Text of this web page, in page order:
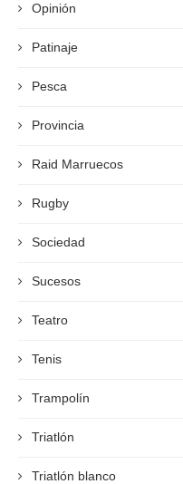
Opinión
Patinaje
Pesca
Provincia
Raid Marruecos
Rugby
Sociedad
Sucesos
Teatro
Tenis
Trampolín
Triatlón
Triatlón blanco